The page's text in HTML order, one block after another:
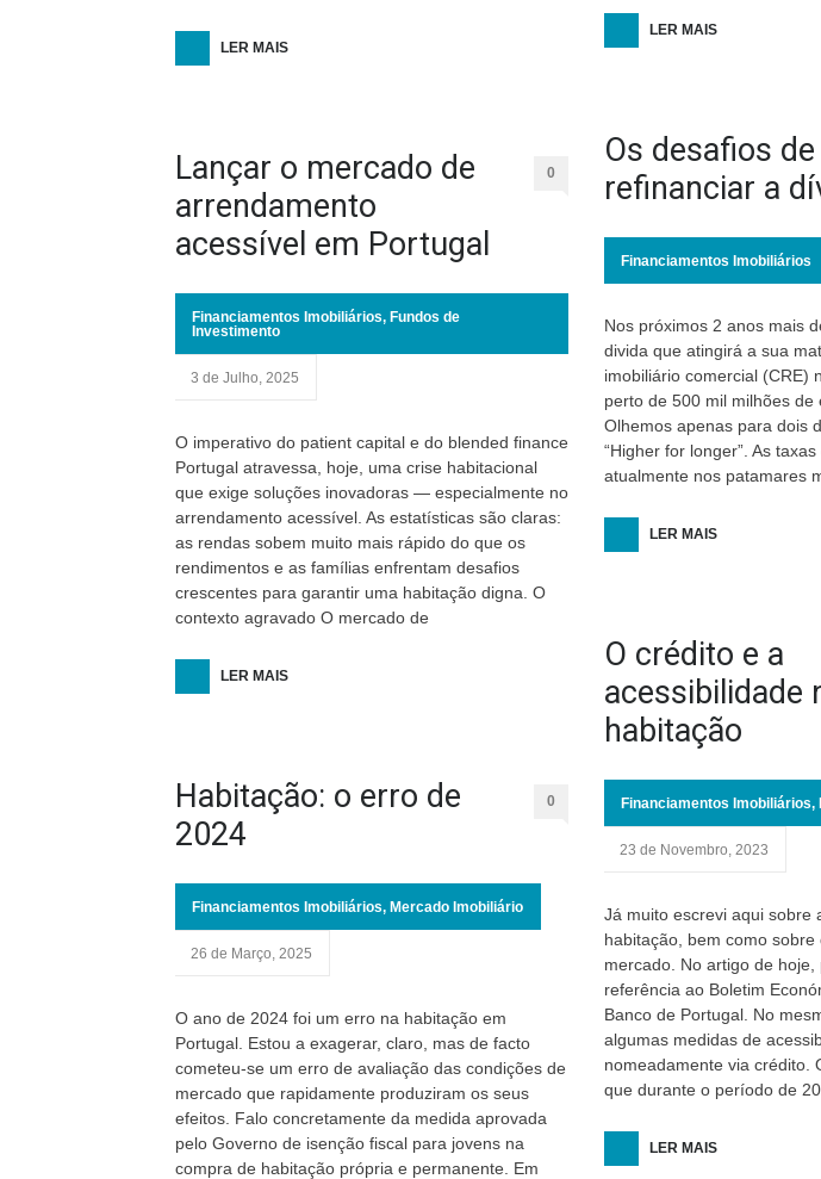
LER MAIS
Lançar o mercado de
arrendamento
acessível em Portugal
0
Financiamentos Imobiliários, Fundos de
Investimento
3 de Julho, 2025
O imperativo do patient capital e do blended finance
Portugal atravessa, hoje, uma crise habitacional
que exige soluções inovadoras — especialmente no
arrendamento acessível. As estatísticas são claras:
as rendas sobem muito mais rápido do que os
rendimentos e as famílias enfrentam desafios
crescentes para garantir uma habitação digna. O
contexto agravado O mercado de
LER MAIS
Habitação: o erro de
2024
0
Financiamentos Imobiliários, Mercado Imobiliário
26 de Março, 2025
O ano de 2024 foi um erro na habitação em
Portugal. Estou a exagerar, claro, mas de facto
cometeu-se um erro de avaliação das condições de
mercado que rapidamente produziram os seus
efeitos. Falo concretamente da medida aprovada
pelo Governo de isenção fiscal para jovens na
compra de habitação própria e permanente. Em
LER MAIS
Os desafios de
refinanciar a
Financiamentos Imobiliários
Nos próximos 2 anos mais
divida que atingirá a sua
imobiliário comercial (CRE)
perto de 500 mil milhões de
Olhemos apenas para dois
“Higher for longer”. As
atualmente nos patamares
LER MAIS
O crédito e a
acessibilidade
habitação
Financiamentos Imobiliários,
23 de Novembro, 2023
Já muito escrevi aqui sobre
habitação, bem como
mercado. No artigo de
referência ao Boletim
Banco de Portugal. No
algumas medidas de
nomeadamente via crédito.
que durante o período de
LER MAIS